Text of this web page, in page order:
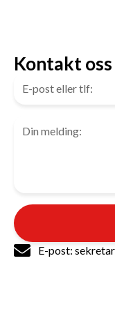
Kontakt oss
E-post: